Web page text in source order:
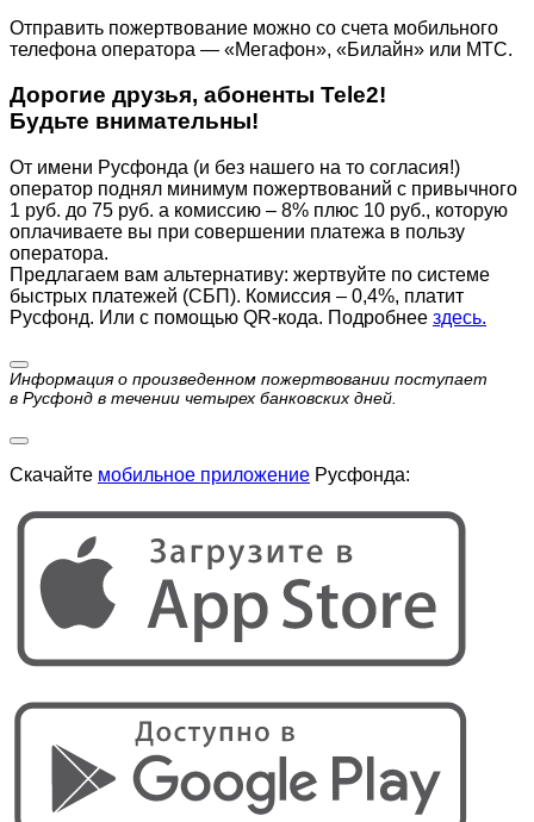
Отправить пожертвование можно со счета мобильного
телефона оператора — «Мегафон», «Билайн» или МТС.
Дорогие друзья, абоненты Tele2!
Будьте внимательны!
От имени Русфонда (и без нашего на то согласия!)
оператор поднял минимум пожертвований с привычного
1 руб. до 75 руб. а комиссию – 8% плюс 10 руб., которую
оплачиваете вы при совершении платежа в пользу
оператора.
Предлагаем вам альтернативу: жертвуйте по cистеме
быстрых платежей (СБП). Комиссия – 0,4%, платит
Русфонд. Или с помощью QR-кода. Подробнее здесь.
Информация о произведенном пожертвовании поступает
в Русфонд в течении четырех банковских дней.
Скачайте мобильное приложение Русфонда: